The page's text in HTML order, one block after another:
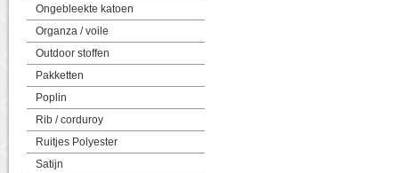
Ongebleekte katoen
Organza / voile
Outdoor stoffen
Pakketten
Poplin
Rib / corduroy
Ruitjes Polyester
Satijn